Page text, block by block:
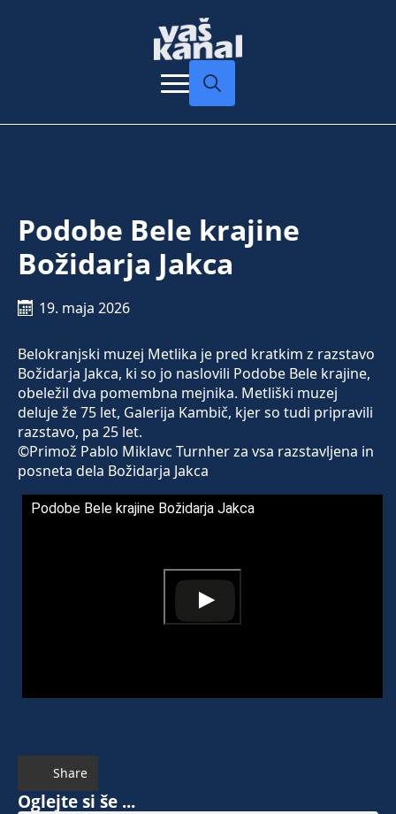
Podobe Bele krajine
Božidarja Jakca
19. maja 2026
Belokranjski muzej Metlika je pred kratkim z razstavo
Božidarja Jakca, ki so jo naslovili Podobe Bele krajine,
obeležil dva pomembna mejnika. Metliški muzej
deluje že 75 let, Galerija Kambič, kjer so tudi pripravili
razstavo, pa 25 let.
©Primož Pablo Miklavc Turnher za vsa razstavljena in
posneta dela Božidarja Jakca
Podobe Bele krajine Božidarja Jakca
Share
Oglejte si še ...